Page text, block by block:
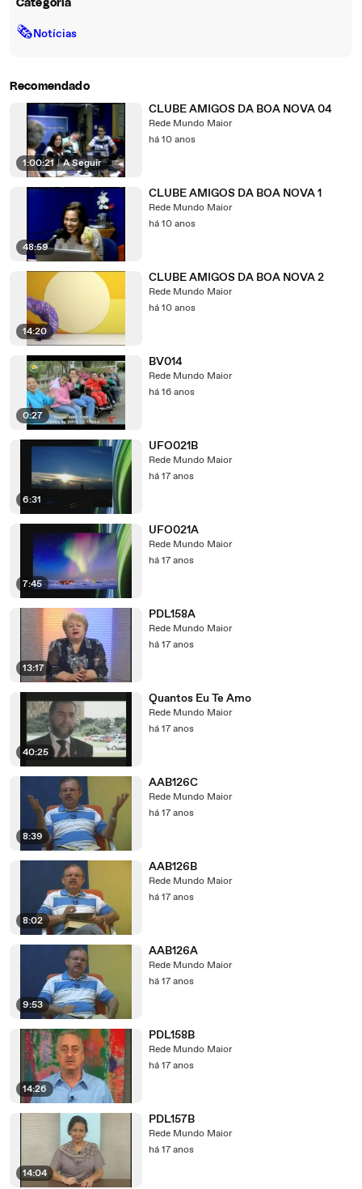
Categoria
🗞Notícias
Recomendado
1:00:21 | A Seguir
CLUBE AMIGOS DA BOA NOVA 04
Rede Mundo Maior
há 10 anos
48:59
CLUBE AMIGOS DA BOA NOVA 1
Rede Mundo Maior
há 10 anos
14:20
CLUBE AMIGOS DA BOA NOVA 2
Rede Mundo Maior
há 10 anos
0:27
BV014
Rede Mundo Maior
há 16 anos
6:31
UFO021B
Rede Mundo Maior
há 17 anos
7:45
UFO021A
Rede Mundo Maior
há 17 anos
13:17
PDL158A
Rede Mundo Maior
há 17 anos
40:25
Quantos Eu Te Amo
Rede Mundo Maior
há 17 anos
8:39
AAB126C
Rede Mundo Maior
há 17 anos
8:02
AAB126B
Rede Mundo Maior
há 17 anos
9:53
AAB126A
Rede Mundo Maior
há 17 anos
14:26
PDL158B
Rede Mundo Maior
há 17 anos
14:04
PDL157B
Rede Mundo Maior
há 17 anos